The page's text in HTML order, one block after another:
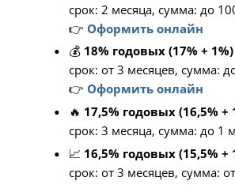
срок: 2 месяца, сумма: до
👉 Оформить онлайн
💰 18% годовых (17% + 1%)
срок: от 3 месяцев, сумма:
👉 Оформить онлайн
🔥 17,5% годовых (16,5% +
срок: 3 месяца, сумма: до 1
📈 16,5% годовых (15,5% +
срок: от 3 месяцев, сумма: